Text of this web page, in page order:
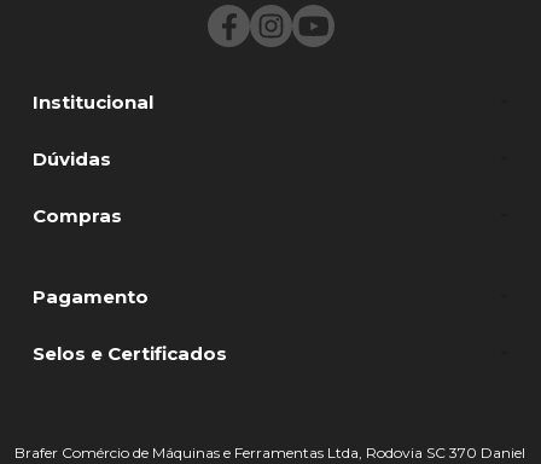
Institucional
Dúvidas
Compras
Pagamento
Selos e Certificados
Brafer Comércio de Máquinas e Ferramentas Ltda, Rodovia SC 370 Daniel